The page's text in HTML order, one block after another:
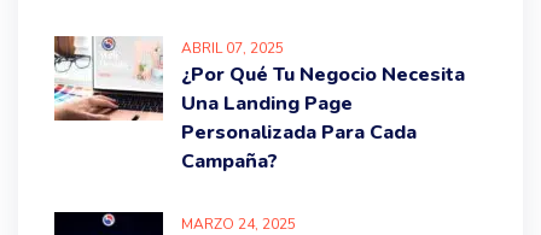
ABRIL07, 2025
¿Por Qué Tu Negocio Necesita
Una Landing Page
Personalizada Para Cada
Campaña?
MARZO 24, 2025